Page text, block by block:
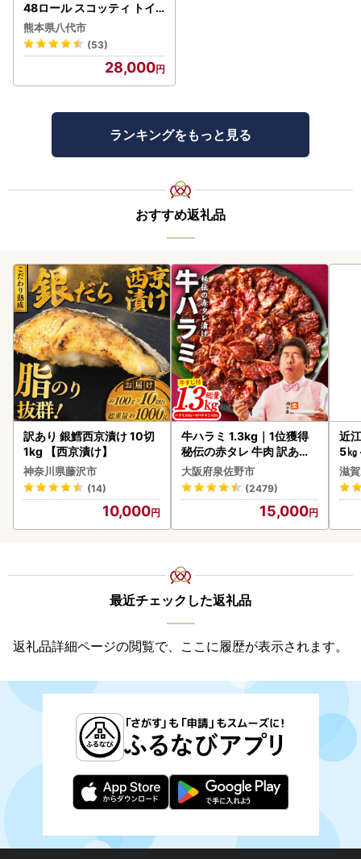
48ロール スコッティ トイ
レット
熊本県八代市
(53)
28,000
ランキングをもっと見る
おすすめ返礼品
訳あり 銀鱈西京漬け 10切
1kg 【西京漬け】
神奈川県藤沢市
(14)
10,000
牛ハラミ 1.3kg｜1位獲得
秘伝の赤タレ 牛肉 訳あり
焼肉 BBQ
大阪府泉佐野市
(2479)
15,000
近
5㎏
菜
滋
最近チェックした返礼品
返礼品詳細ページの閲覧で、ここに履歴が表示されます。